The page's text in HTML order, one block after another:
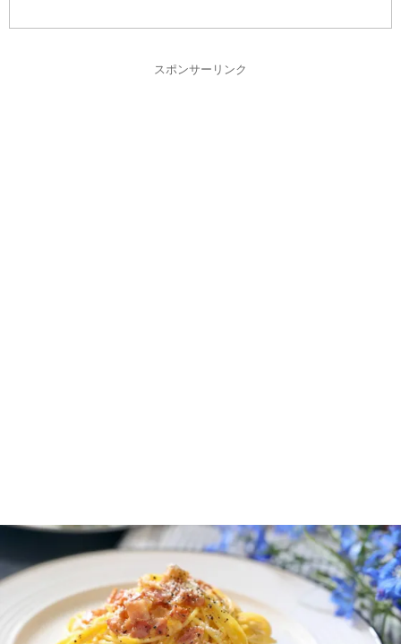
スポンサーリンク